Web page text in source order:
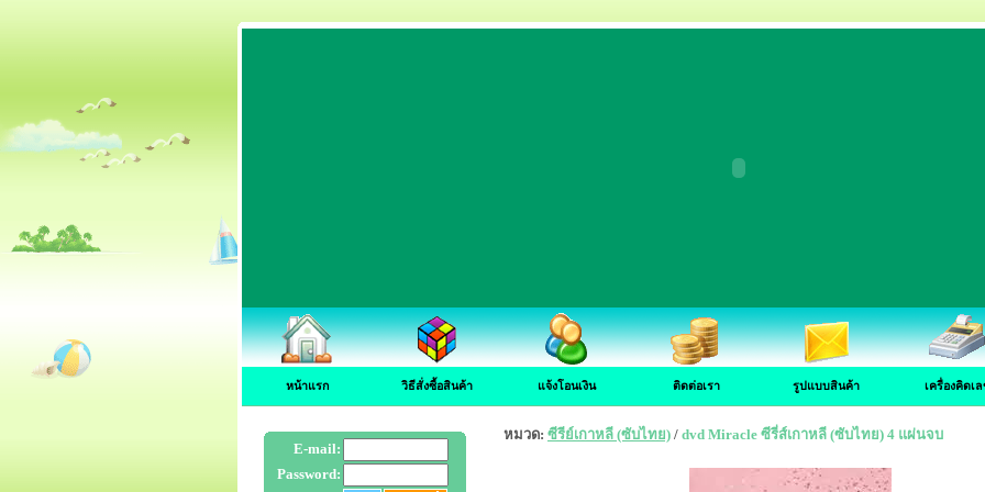
หน้าแรก วิธีสั่งซื้อสินค้า แจ้งโอนเงิน ติดต่อเรา รูปแบบสินค้า เครื่องคิดเล
E-mail:
Password:
หมวด: ซีรีย์เกาหลี (ซับไทย) / dvd Miracle ซีรี่ส์เกาหลี (ซับไทย) 4 แผ่นจบ